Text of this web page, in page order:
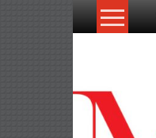
สะท้อน
ลึก
ทุก